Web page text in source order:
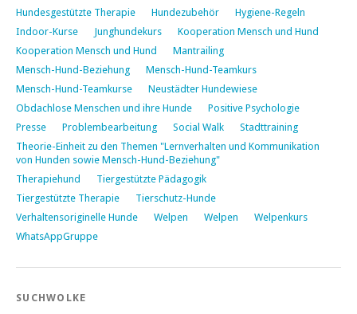
Hundesgestützte Therapie
Hundezubehör
Hygiene-Regeln
Indoor-Kurse
Junghundekurs
Kooperation Mensch und Hund
Kooperation Mensch und Hund
Mantrailing
Mensch-Hund-Beziehung
Mensch-Hund-Teamkurs
Mensch-Hund-Teamkurse
Neustädter Hundewiese
Obdachlose Menschen und ihre Hunde
Positive Psychologie
Presse
Problembearbeitung Social Walk
Stadttraining
Theorie-Einheit zu den Themen "Lernverhalten und Kommunikation
von Hunden sowie Mensch-Hund-Beziehung"
Therapiehund
Tiergestützte Pädagogik
Tiergestützte Therapie
Tierschutz-Hunde
Verhaltensoriginelle Hunde
Welpen Welpen
Welpenkurs
WhatsAppGruppe
SUCHWOLKE